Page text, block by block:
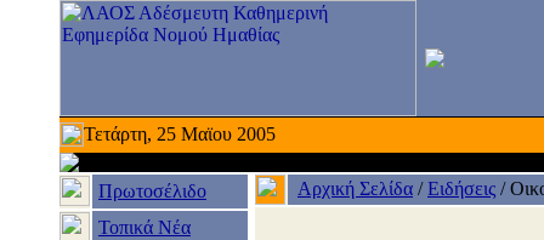
Τετάρτη, 25 Μαϊου 2005
Πρωτοσέλιδο
Τοπικά Νέα
Αρχική Σελίδα /Ειδήσεις /